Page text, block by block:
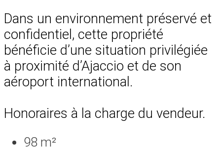
Dans un environnement préservé et
confidentiel, cette propriété
bénéficie d’une situation privilégiée
à proximité d’Ajaccio et de son
aéroport international.
Honoraires à la charge du vendeur.
98 m²